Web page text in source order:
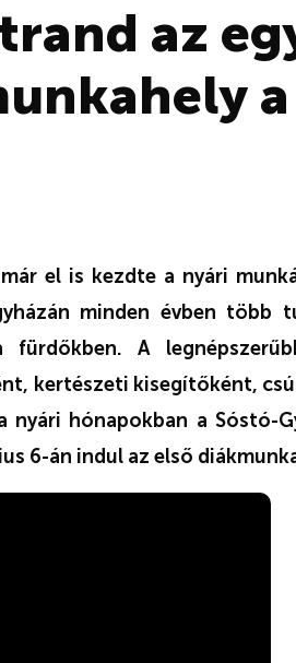
az
a
el is kezdte a nyári
minden évben több
fürdőkben. A
kertészeti kisegítőként,
nyári hónapokban a Sóstó-
6-án indul az első